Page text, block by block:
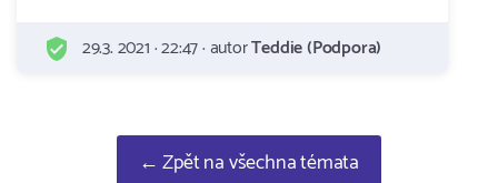
29.3. 2021 · 22:47 · autorTeddie (Podpora)
← Zpět na všechna témata